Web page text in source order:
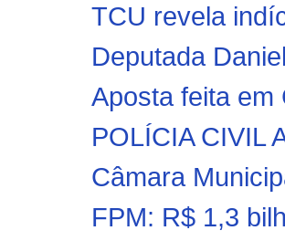
TCU revela
Deputada
Aposta feita em
POLÍCIA CIVIL
Câmara
FPM: R$ 1,3